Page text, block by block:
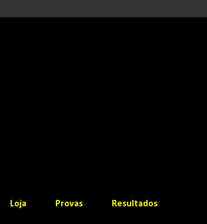
Loja Provas Resultados